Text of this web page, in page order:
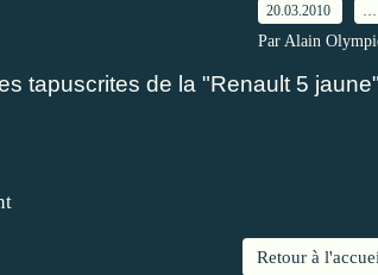
20.03.2010
Par Alain
tapuscrites de la "Renault 5
Retour à